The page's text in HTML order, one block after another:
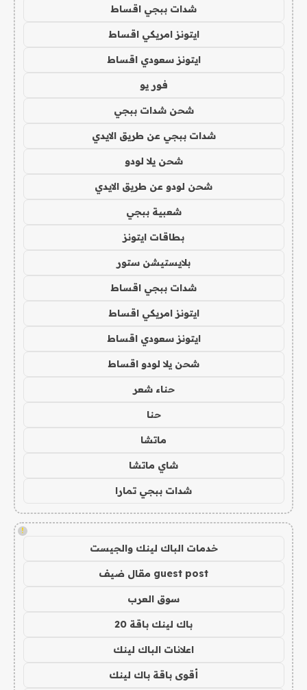
شدات ببجي اقساط
ايتونز امريكي اقساط
ايتونز سعودي اقساط
فور يو
شحن شدات ببجي
شدات ببجي عن طريق الايدي
شحن يلا لودو
شحن لودو عن طريق الايدي
شعبية ببجي
بطاقات ايتونز
بلايستيشن ستور
شدات ببجي اقساط
ايتونز امريكي اقساط
ايتونز سعودي اقساط
شحن يلا لودو اقساط
حناء شعر
حنا
ماتشا
شاي ماتشا
شدات ببجي تمارا
!
خدمات الباك لينك والجيست
guest post مقال ضيف
سوق العرب
باك لينك باقة 20
اعلانات الباك لينك
أقوى باقة باك لينك